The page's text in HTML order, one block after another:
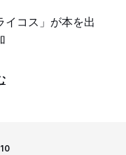
イコス」が本を出